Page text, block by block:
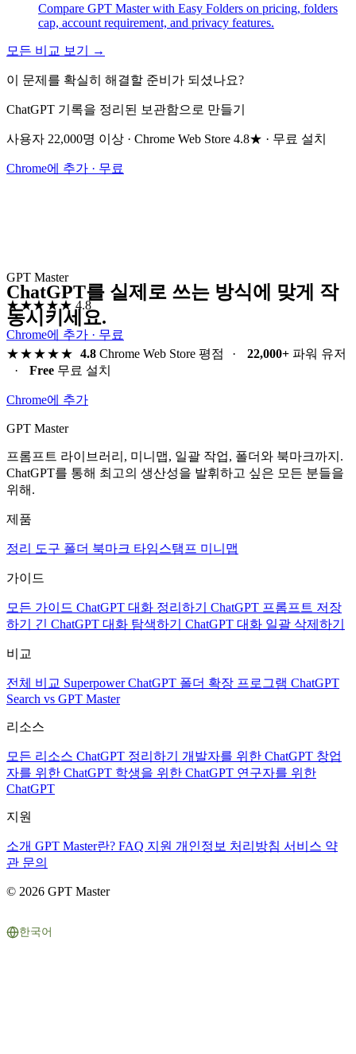
Compare GPT Master with Easy Folders on pricing, folders
cap, account requirement, and privacy features.
모든 비교 보기 →
이 문제를 확실히 해결할 준비가 되셨나요?
ChatGPT 기록을 정리된 보관함으로 만들기
사용자 22,000명 이상 · Chrome Web Store 4.8★ · 무료 설치
Chrome에 추가 · 무료
GPT Master
★★★★★ 4.8
Chrome에 추가 · 무료
ChatGPT를 실제로 쓰는 방식에 맞게 작
동시키세요.
★★★★★ 4.8Chrome Web Store 평점 · 22,000+파워 유저
·
Free 무료 설치
Chrome에 추가
GPT Master
프롬프트 라이브러리, 미니맵, 일괄 작업, 폴더와 북마크까지.
ChatGPT를 통해 최고의 생산성을 발휘하고 싶은 모든 분들을
위해.
제품
정리 도구 폴더 북마크 타임스탬프 미니맵
가이드
모든 가이드 ChatGPT 대화 정리하기 ChatGPT 프롬프트 저장
하기 긴 ChatGPT 대화 탐색하기 ChatGPT 대화 일괄 삭제하기
비교
전체 비교 Superpower ChatGPT 폴더 확장 프로그램 ChatGPT
Search vs GPT Master
리소스
모든 리소스 ChatGPT 정리하기 개발자를 위한 ChatGPT 창업
자를 위한 ChatGPT 학생을 위한 ChatGPT 연구자를 위한
ChatGPT
지원
소개 GPT Master란? FAQ 지원 개인정보 처리방침 서비스 약
관 문의
© 2026 GPT Master
한국어